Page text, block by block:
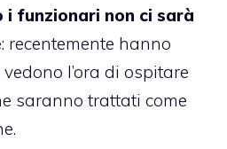
i funzionari non ci sarà
: recentemente hanno
l’ora di ospitare
saranno trattati come